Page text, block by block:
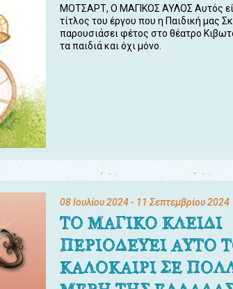
ΜΟΤΣΑΡΤ, Ο ΜΑΓΙΚΟΣ ΑΥΛΟΣ Αυτός
τίτλος του έργου που η Παιδική μας
παρουσιάσει φέτος στο θέατρο
τα παιδιά και όχι μόνο.
08 Ιουλίου 2024- 11 Σεπτεμβρίου 2024
ΤΟ ΜΑΓΙΚΟ ΚΛΕΙΔΙ
ΠΕΡΙΟΔΕΥΕΙ ΑΥΤΟ
ΚΑΛΟΚΑΙΡΙ ΣΕ